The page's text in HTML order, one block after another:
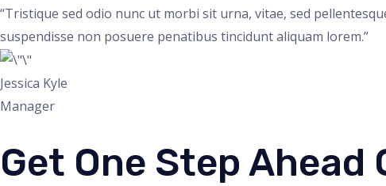
“Tristique sed odio nunc ut morbi sit urna, vitae, sed
suspendisse non posuere penatibus tincidunt aliquam lorem.”
Jessica Kyle
Manager
Get One Step Ahead